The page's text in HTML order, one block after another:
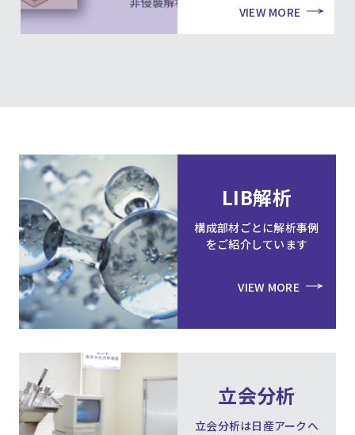
VIEW MORE
LIB解析
構成部材ごとに解析事例
をご紹介しています
VIEW MORE
立会分析
立会分析は日産アークへ